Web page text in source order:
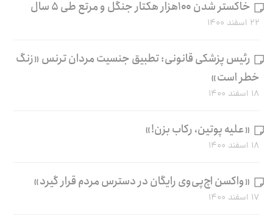
خاکستر شدن ۱۰۰هزار هکتار جنگل و مرتع طی ۵ سال
۲۲ اسفند ۱۴۰۰
رئیس پزشکی قانونی: تطبیق جنسیت مردان ترنس «زنگ
خطر است»
۱۸ اسفند ۱۴۰۰
«علیه پوتین، رکاب بزن!»
۱۸ اسفند ۱۴۰۰
«واکسن اچ‌پی‌وی رایگان در دسترس مردم قرار گیرد»
۱۷ اسفند ۱۴۰۰